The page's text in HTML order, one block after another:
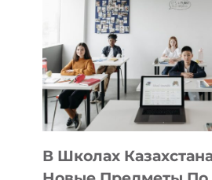
VELOCITY
BY
MOST
—
ПРОГРАММУ
ДЛЯ
В Школах